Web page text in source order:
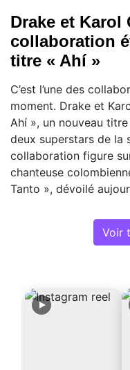
Drake et
collaboration
titre « Ahí »
C’est l’une des
moment. Drake et
Ahí », un nouveau
deux superstars de la
collaboration figure
chanteuse
Tanto », dévoilé
Voir